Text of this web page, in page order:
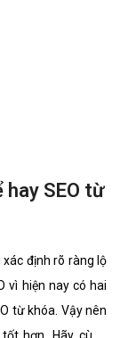
hay SEO từ
định rõ ràng lộ
vì hiện nay có hai
từ khóa. Vậy nên
hơn. Hãy cùng